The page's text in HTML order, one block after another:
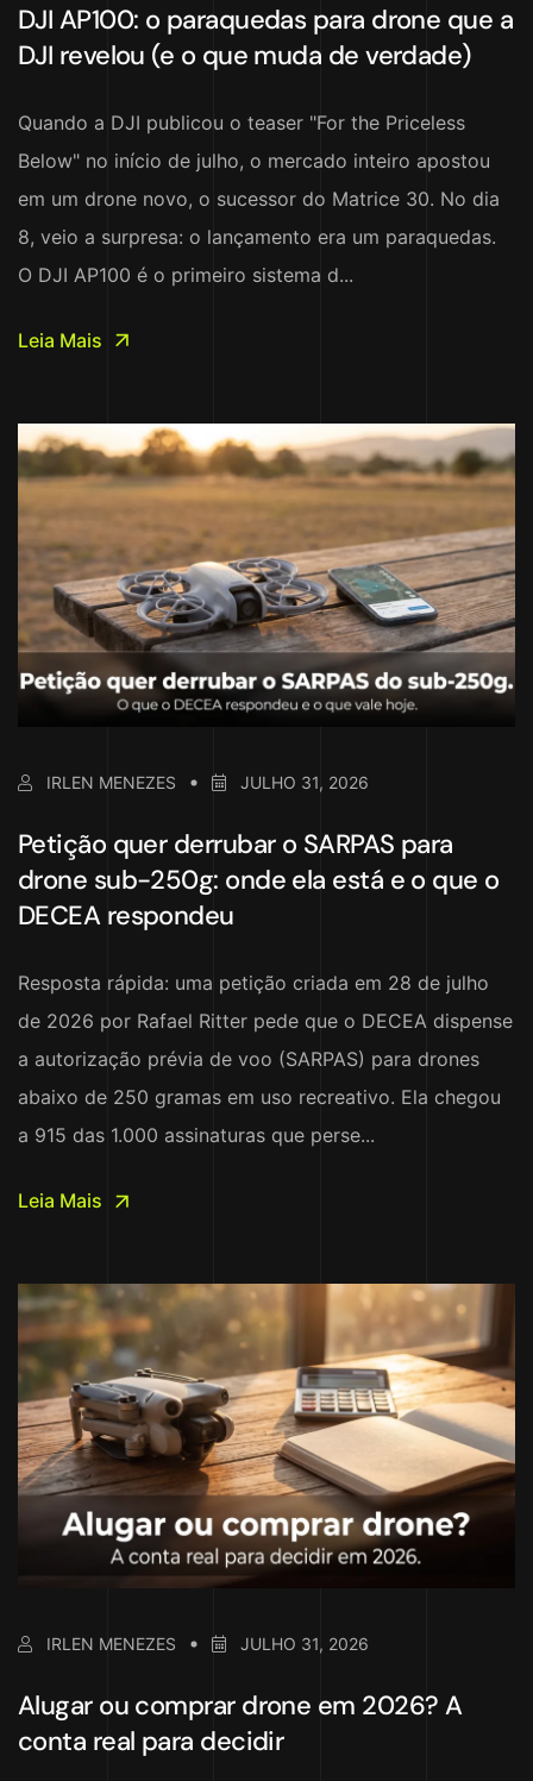
DJI AP100: o paraquedas para drone que a
DJI revelou (e o que muda de verdade)
Quando a DJI publicou o teaser "For the Priceless
Below" no início de julho, o mercado inteiro apostou
em um drone novo, o sucessor do Matrice 30. No dia
8, veio a surpresa: o lançamento era um paraquedas.
O DJI AP100 é o primeiro sistema d...
Leia Mais
IRLEN MENEZES JULHO 31, 2026
Petição quer derrubar o SARPAS para
drone sub-250g: onde ela está e o que o
DECEA respondeu
Resposta rápida: uma petição criada em 28 de julho
de 2026 por Rafael Ritter pede que o DECEA dispense
a autorização prévia de voo (SARPAS) para drones
abaixo de 250 gramas em uso recreativo. Ela chegou
a 915 das 1.000 assinaturas que perse...
Leia Mais
IRLEN MENEZES JULHO 31, 2026
Alugar ou comprar drone em 2026? A
conta real para decidir